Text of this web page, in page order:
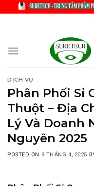
DỊCH VỤ
Phân Phối Sỉ
Thuột – Địa
Lý Và Doanh
Nguyên 2025
POSTED ON 9 THÁNG 4, 2025